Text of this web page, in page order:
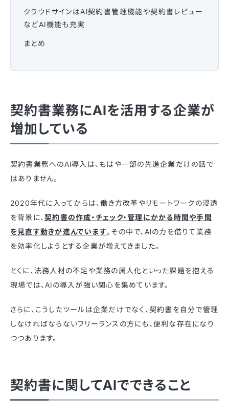
クラウドサインはAI契約書管理機能や契約書レビュー
などAI機能も充実
まとめ
契約書業務にAIを活用する企業が
増加している
契約書業務へのAI導入は、もはや一部の先進企業だけの話で
はありません。
2020年代に入ってからは、働き方改革やリモートワークの浸透
を背景に、契約書の作成・チェック・管理にかかる時間や手間
を見直す動きが進んでいます。その中で、AIの力を借りて業務
を効率化しようとする企業が増えてきました。
とくに、法務人材の不足や業務の属人化といった課題を抱える
現場では、AIの導入が強い関心を集めています。
さらに、こうしたツールは企業だけでなく、契約書を自分で管理
しなければならないフリーランスの方にも、便利な存在になり
つつあります。
契約書に関してAIでできること